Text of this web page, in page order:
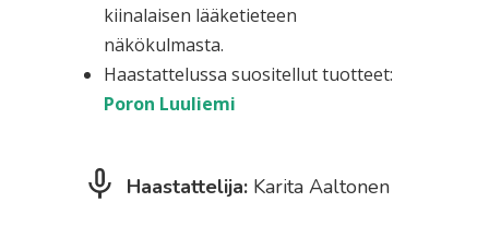
kiinalaisen lääketieteen
näkökulmasta.
Haastattelussa suositellut tuotteet:
Poron Luuliemi
Haastattelija: Karita Aaltonen